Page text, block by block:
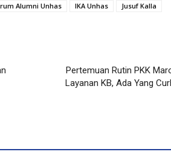
Alumni Unhas IKA Unhas
Jusuf Kalla
Pertemuan Rutin PKK
Layanan KB, Ada Yang